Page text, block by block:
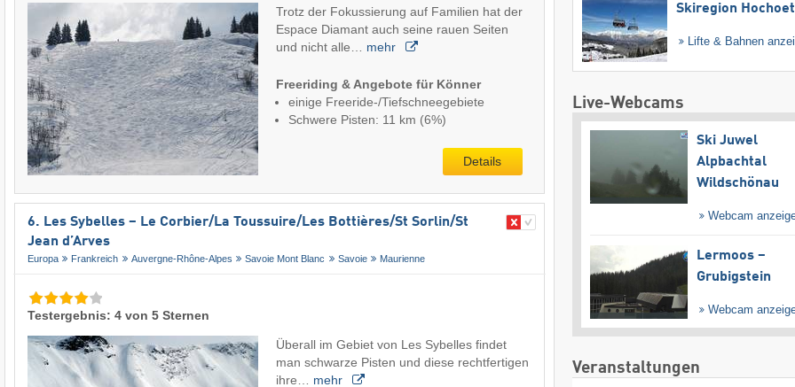
Trotz der Fokussierung auf Familien hat der
Espace Diamant auch seine rauen Seiten
und nicht alle… mehr
Freeriding & Angebote für Könner
einige Freeride-/Tiefschneegebiete
Schwere Pisten: 11 km (6%)
Details
6. Les Sybelles – Le Corbier/​La Toussuire/​Les Bottières/​St Sorlin/​St
Jean d’Arves
Europa Frankreich Auvergne-Rhône-Alpes Savoie Mont Blanc Savoie Maurienne
Testergebnis: 4 von 5 Sternen
Überall im Gebiet von Les Sybelles findet
man schwarze Pisten und diese rechtfertigen
ihre… mehr
Skiregion
Lifte & Bahnen
Live-Webcams
Ski Juwel
Alpbachtal
Wildschönau
Webcam
Lermoos –
Grubigstein
Webcam
Veranstaltungen